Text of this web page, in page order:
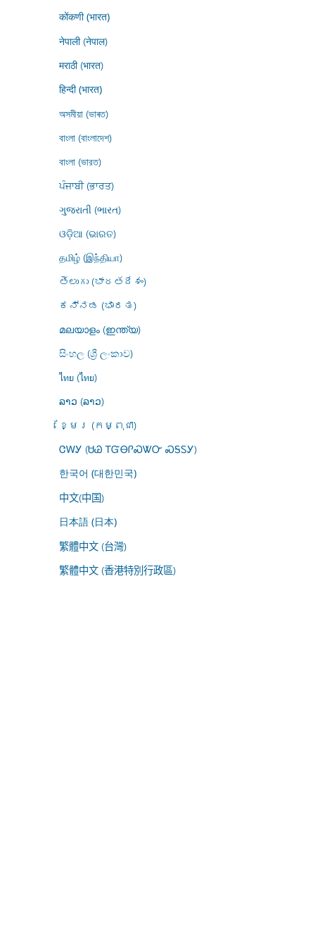
कोंकणी (भारत)
नेपाली (नेपाल)
मराठी (भारत)
हिन्दी (भारत)
অসমীয়া (ভাৰত)
বাংলা (বাংলাদেশ)
বাংলা (ভারত)
ਪੰਜਾਬੀ (ਭਾਰਤ)
ગુજરાતી (ભારત)
ଓଡ଼ିଆ (ଭାରତ)
தமிழ் (இந்தியா)
తెలుగు (భారతదేశం)
ಕನ್ನಡ (ಭಾರತ)
മലയാളം (ഇന്ത്യ)
සිංහල (ශ්‍රී ලංකාව)
ไทย (ไทย)
ລາວ (ລາວ)
ខ្មែរ (កម្ពុជា)
ᏣᎳᎩ (ᏌᏊ ᎢᏳᎾᎵᏍᏔᏅ ᏍᎦᏚᎩ)
한국어 (대한민국)
中文(中国)
日本語 (日本)
繁體中文 (台灣)
繁體中文 (香港特別行政區)